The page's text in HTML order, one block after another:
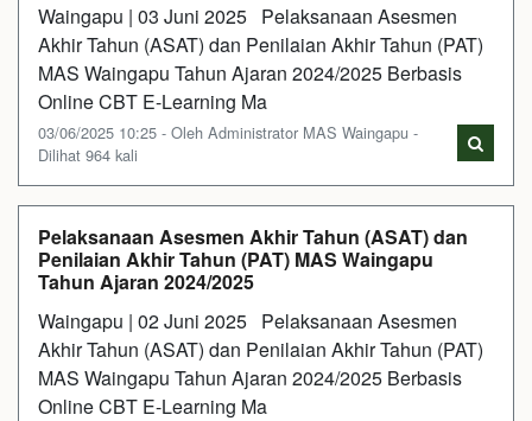
Waingapu | 03 Juni 2025 Pelaksanaan Asesmen
Akhir Tahun (ASAT) dan Penilaian Akhir Tahun (PAT)
MAS Waingapu Tahun Ajaran 2024/2025 Berbasis
Online CBT E-Learning Ma
03/06/2025 10:25 - Oleh Administrator MAS Waingapu -
Dilihat 964 kali
Pelaksanaan Asesmen Akhir Tahun (ASAT) dan
Penilaian Akhir Tahun (PAT) MAS Waingapu
Tahun Ajaran 2024/2025
Waingapu | 02 Juni 2025 Pelaksanaan Asesmen
Akhir Tahun (ASAT) dan Penilaian Akhir Tahun (PAT)
MAS Waingapu Tahun Ajaran 2024/2025 Berbasis
Online CBT E-Learning Ma